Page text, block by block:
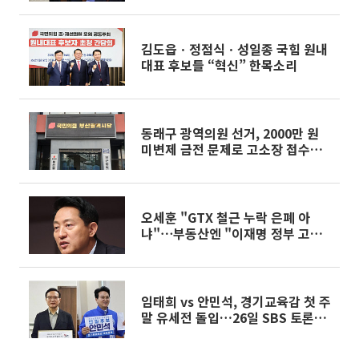
김도읍ㆍ정점식ㆍ성일종 국힘 원내
대표 후보들 “혁신” 한목소리
동래구 광역의원 선거, 2000만 원
미변제 금전 문제로 고소장 접수파
오세훈 "GTX 철근 누락 은폐 아
냐"⋯부동산엔 "이재명 정부 고집
임태희 vs 안민석, 경기교육감 첫 주
말 유세전 돌입…26일 SBS 토론서